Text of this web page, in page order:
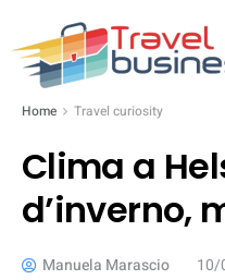
Home Travel curiosity
Clima a
d’inverno,
Manuela Marascio 10/